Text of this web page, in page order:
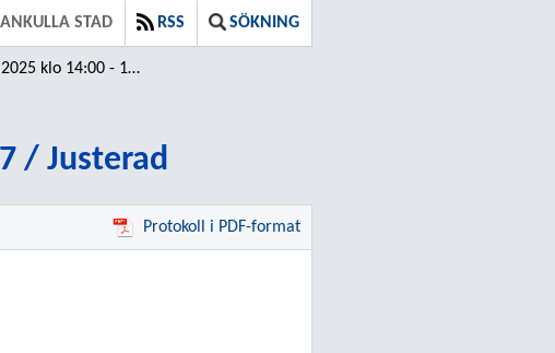
STAD RSS SÖKNING
14:00 - 15:17 / Justerad
/ Justerad
Protokoll i PDF-format